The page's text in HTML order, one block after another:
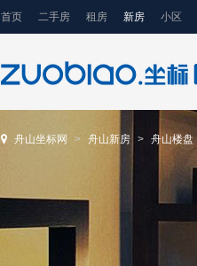
首页 二手房 租房 新房 小区
舟山坐标网 舟山新房 舟山楼盘